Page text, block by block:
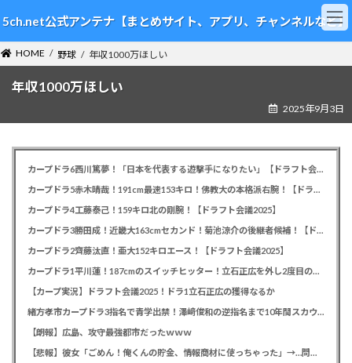
ン
テ
ン
ツ
ビ
ゲ
ー
シ
5ch.net公式アンテナ【まとめサイト、アプリ、チャンネルなど】
HOME 野球 年収1000万ほしい
年収1000万ほしい
2025年9月3日
カープドラ6西川篤夢！「日本を代表する遊撃手になりたい」【ドラフト会議2025】
カープドラ5赤木晴哉！191cm最速153キロ！佛教大の本格派右腕！【ドラフト会議2025】
カープドラ4工藤泰己！159キロ北の剛腕！【ドラフト会議2025】
カープドラ3勝田成！近畿大163cmセカンド！菊池涼介の後継者候補！【ドラフト会議2025】
カープドラ2齊藤汰直！亜大152キロエース！【ドラフト会議2025】
カープドラ1平川蓮！187cmのスイッチヒッター！立石正広を外し2度目の重複も新井監督がクジを引き当てる！【ドラフト会議2025】
【カープ実況】ドラフト会議2025！ドラ1立石正広の獲得なるか
緒方孝市カープドラ3指名で青学出禁！澤﨑俊和の逆指名まで10年間スカウト出禁
【朗報】広島、攻守最強都市だったｗｗｗ
【悲報】彼女「ごめん！俺くんの貯金、情報商材に使っちゃった」→…問い詰めたらギャン泣きされたんだが俺が悪いのか？